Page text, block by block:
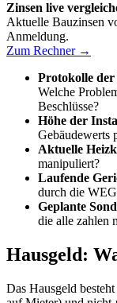
Zinsen live
Aktuelle Bauzinsen
Anmeldung.
Zum Rechner →
Protokolle der
Welche
Beschlüsse?
Höhe der
Gebäudewerts
Aktuelle
manipuliert?
Laufende
durch die
Geplante
die alle zahlen
Hausgeld:
Das Hausgeld